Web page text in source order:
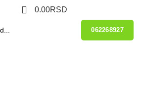
0.00RSD
062268927